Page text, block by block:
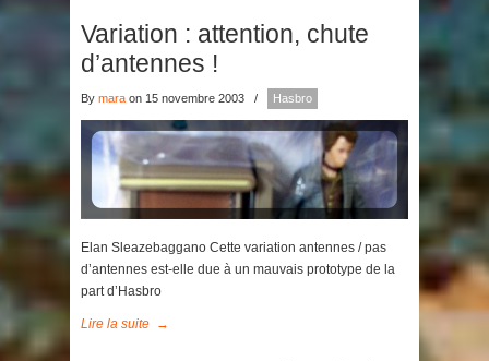
Variation : attention, chute
d’antennes !
By mara on 15 novembre 2003 / Hasbro
Elan Sleazebaggano Cette variation antennes / pas
d’antennes est-elle due à un mauvais prototype de la
part d’Hasbro
Lire la suite →